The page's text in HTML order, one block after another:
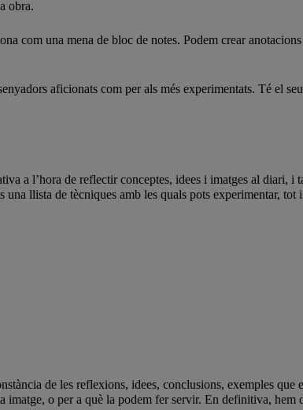
obra.
com una mena de bloc de notes. Podem crear
aficionats com per als més experimentats. Té el
a l’hora de reflectir conceptes, idees i imatges al diari, i
llista de tècniques amb les quals pots experimentar,
de les reflexions, idees, conclusions, exemples que
o per a què la podem fer servir. En definitiva,